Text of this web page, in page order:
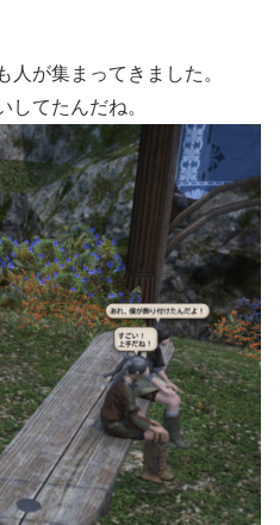
人が集まってきました。
してたんだね。